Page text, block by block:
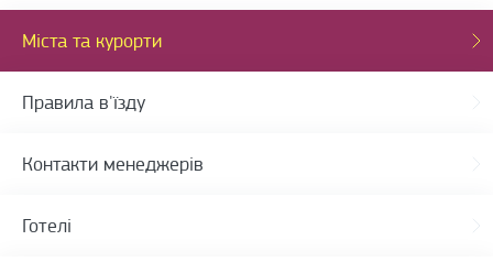
Міста та курорти
Правила в'їзду
Контакти менеджерів
Готелі